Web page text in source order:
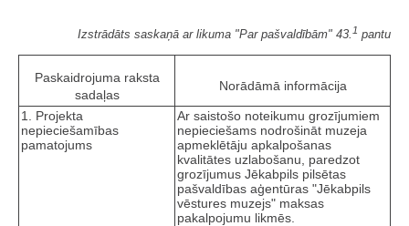
Izstrādāts saskaņā ar likuma "Par pašvaldībām" 43. 1 pantu
Paskaidrojuma raksta
sadaļas
Norādāmā informācija
1. Projekta
nepieciešamības
pamatojums
Ar saistošo noteikumu grozījumiem
nepieciešams nodrošināt muzeja
apmeklētāju apkalpošanas
kvalitātes uzlabošanu, paredzot
grozījumus Jēkabpils pilsētas
pašvaldības aģentūras "Jēkabpils
vēstures muzejs" maksas
pakalpojumu likmēs.